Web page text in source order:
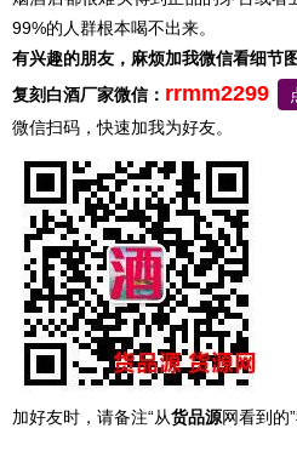
99%的人群根本喝不出来。
有兴趣的朋友，麻烦加我微信看细节
复刻白酒厂家微信： rrmm2299
微信扫码，快速加我为好友。
加好友时，请备注“从货品源网看到的